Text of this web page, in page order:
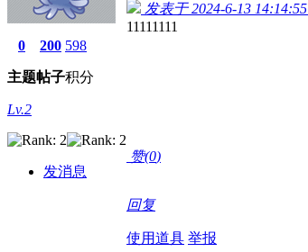
0
主题
200
帖子
598
积分
Lv.2
发消息
发表于 2024-6-13 14:14:55
11111111
赞(0)
回复
使用道具 举报